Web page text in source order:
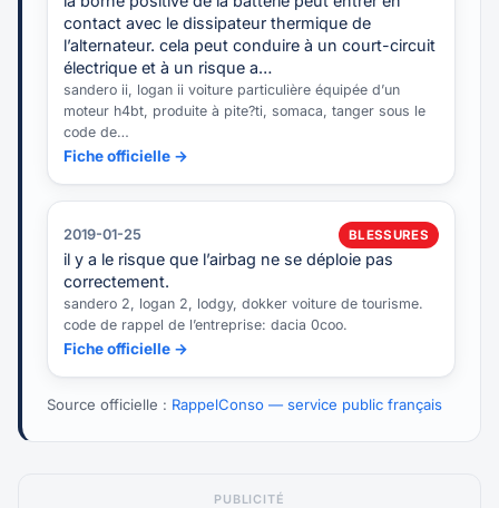
contact avec le dissipateur thermique de
l’alternateur. cela peut conduire à un court-circuit
électrique et à un risque a…
sandero ii, logan ii voiture particulière équipée d’un
moteur h4bt, produite à pite?ti, somaca, tanger sous le
code de…
Fiche officielle →
2019-01-25 BLESSURES
il y a le risque que l’airbag ne se déploie pas
correctement.
sandero 2, logan 2, lodgy, dokker voiture de tourisme.
code de rappel de l’entreprise: dacia 0coo.
Fiche officielle →
Source officielle : RappelConso — service public français
PUBLICITÉ